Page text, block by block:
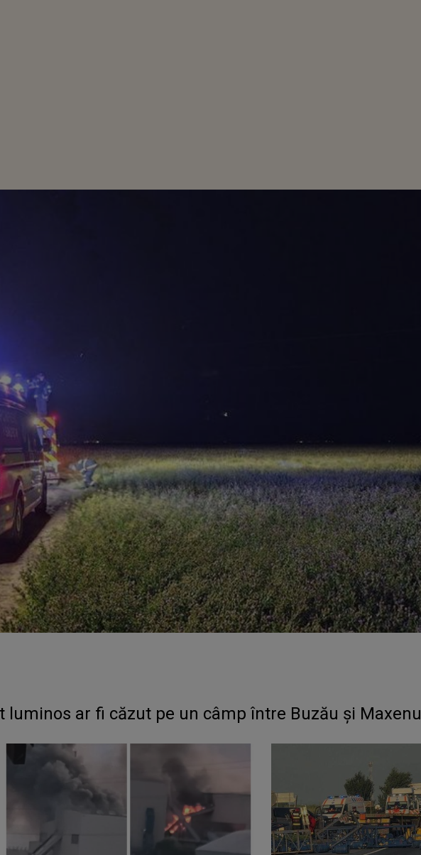
luminos ar fi căzut pe un câmp între Buzău şi Maxenu